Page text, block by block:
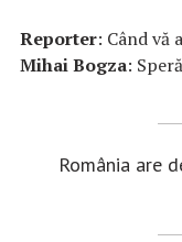
Reporter: Când vă
Mihai Bogza:
România are